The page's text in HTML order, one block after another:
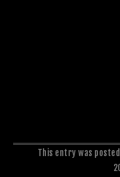
This entry was